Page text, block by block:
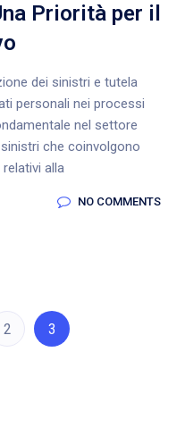
Priorità per il
dei sinistri e tutela
personali nei processi
nel settore
che coinvolgono
alla
NO COMMENTS
2 3